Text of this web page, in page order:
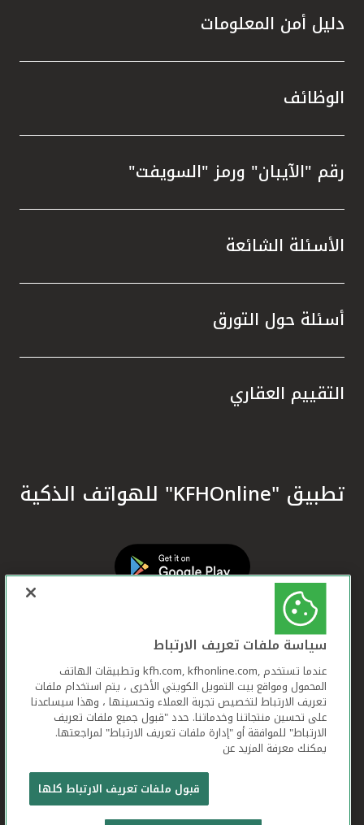
دليل أمن المعلومات
الوظائف
رقم "الآيبان" ورمز "السويفت"
الأسئلة الشائعة
أسئلة حول التورق
التقييم العقاري
تطبيق "KFHOnline" للهواتف الذكية
بيت التمويل الكويتي جميع الحقوق محفوظة © 2026
شروط وأحكام استخدام الموقع الإلكتروني
سياسة ملفات تعريف الارتباط
عندما تستخدم ,kfh.com, kfhonline.com وتطبيقات الهاتف
المحمول ومواقع بيت التمويل الكويتي الأخرى ، يتم استخدام ملفات
تعريف الارتباط لتخصيص تجربة العملاء وتحسينها ، وهذا سيساعدنا
على تحسين منتجاتنا وخدماتنا. حدد "قبول جميع ملفات تعريف
الارتباط" للموافقة أو "إدارة ملفات تعريف الارتباط" لمراجعتها.
يمكنك معرفة المزيد عن
قبول ملفات تعريف الارتباط كلها